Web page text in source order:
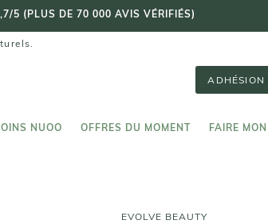
5 (PLUS DE 70 000 AVIS VÉRIFIÉS)
NUOO
OFFRES DU MOMENT
FAIRE
EVOLVE BEAUTY